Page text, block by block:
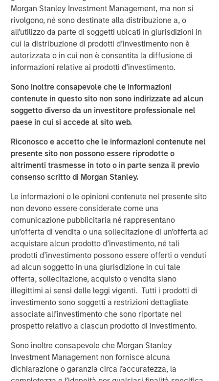
Morgan Stanley Investment Management, ma non si
rivolgono, né sono destinate alla distribuzione a, o
all’utilizzo da parte di soggetti ubicati in giurisdizioni in
cui la distribuzione di prodotti d’investimento non è
autorizzata o in cui non è consentita la diffusione di
informazioni relative ai prodotti d’investimento.
Sono inoltre consapevole che le informazioni
contenute in questo sito non sono indirizzate ad alcun
soggetto diverso da un investitore professionale nel
paese in cui si accede al sito web.
Riconosco e accetto che le informazioni contenute nel
presente sito non possono essere riprodotte o
altrimenti trasmesse in toto o in parte senza il previo
consenso scritto di Morgan Stanley.
Le informazioni o le opinioni contenute nel presente sito
non devono essere considerate come una
comunicazione pubblicitaria né rappresentano
un’offerta di vendita o una sollecitazione di un’offerta ad
acquistare alcun prodotto d’investimento, né tali
prodotti d’investimento possono essere offerti o venduti
ad alcun soggetto in una giurisdizione in cui tale
offerta, sollecitazione, acquisto o vendita siano
illegittimi ai sensi delle leggi vigenti. Tutti i prodotti di
investimento sono soggetti a restrizioni dettagliate
associate all’investimento che sono riportate nel
prospetto relativo a ciascun prodotto di investimento.
Sono inoltre consapevole che Morgan Stanley
Investment Management non fornisce alcuna
dichiarazione o garanzia circa l’accuratezza, la
and franchise experience to a segment of the
marketplace that we believe will continue to provide
ample proprietary investment opportunities. As many
investors look to deploy capital, we are confident
Expansion Capital utilizes the right approach and a strong
network to identify the most promising investments.”
The fund leverages access to the combined networks of
Morgan Stanley, the Expansion Capital Team and Limited
Partners of the Fund to originate investments, conduct
due diligence and maximize value. The team seeks to
focus on proprietary growth capital investments, such as
first institutional, growth carve-out, founder liquidity and
select secondary and follow-on investment opportunities.
Investments are primarily located in North America and
“Expansion Capital is well positioned to provide later
stage companies with growth financing solutions given
the team’s sector experience, transactional knowledge
and access to Morgan Stanley’s global network,” said
Pete Chung, Head of the Morgan Stanley Expansion
Capital Platform. “We believe our flexibility and
willingness to both lead and syndicate transactions
enable us to match financing strategies with bespoke
business requirements to drive value for our portfolio and
investors.”
Expansion Equity derives capital, insight and portfolio
leverage from investors that include successful
executives and business leaders from a broad range of
industry verticals and geographies.